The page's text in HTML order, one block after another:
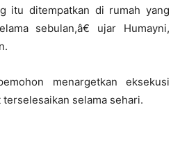
itu ditempatkan di rumah yang
sebulan,â€ ujar Humayni,
menargetkan eksekusi
selama sehari.